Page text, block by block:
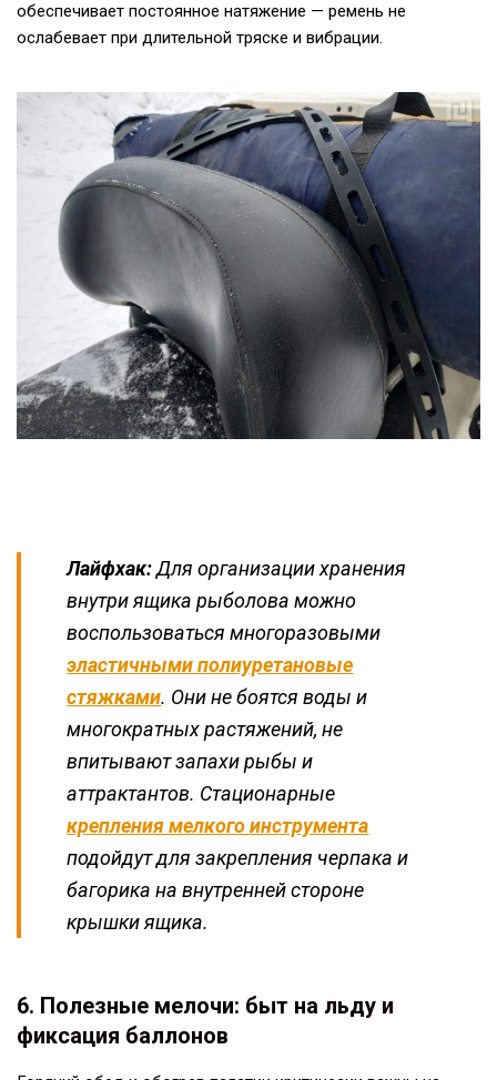
обеспечивает постоянное натяжение — ремень не
ослабевает при длительной тряске и вибрации.
Лайфхак:Для организации хранения
внутри ящика рыболова можно
воспользоваться многоразовыми
эластичными полиуретановые
стяжками. Они не боятся воды и
многократных растяжений, не
впитывают запахи рыбы и
аттрактантов. Стационарные
крепления мелкого инструмента
подойдут для закрепления черпака и
багорика на внутренней стороне
крышки ящика.
6. Полезные мелочи: быт на льду и
фиксация баллонов